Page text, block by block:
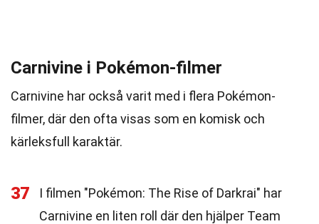
Carnivine i Pokémon-filmer
Carnivine har också varit med i flera Pokémon-
filmer, där den ofta visas som en komisk och
kärleksfull karaktär.
37
I filmen "Pokémon: The Rise of Darkrai" har
Carnivine en liten roll där den hjälper Team